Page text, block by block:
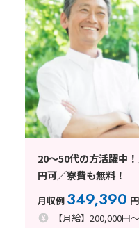
20～50代の方活躍中
円可／寮費も無料！
月収例 349,390 円
【月給】200,000円～